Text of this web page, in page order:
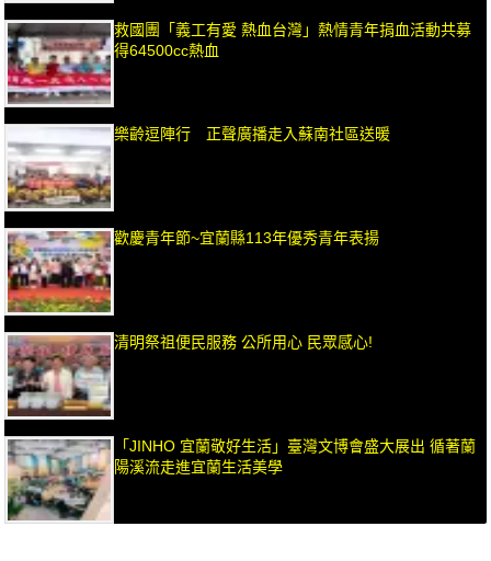
救國團「義工有愛 熱血台灣」熱情青年捐血活動共募
得64500cc熱血
樂齡逗陣行 正聲廣播走入蘇南社區送暖
歡慶青年節~宜蘭縣113年優秀青年表揚
清明祭祖便民服務 公所用心 民眾感心!
「JINHO 宜蘭敬好生活」臺灣文博會盛大展出 循著蘭
陽溪流走進宜蘭生活美學